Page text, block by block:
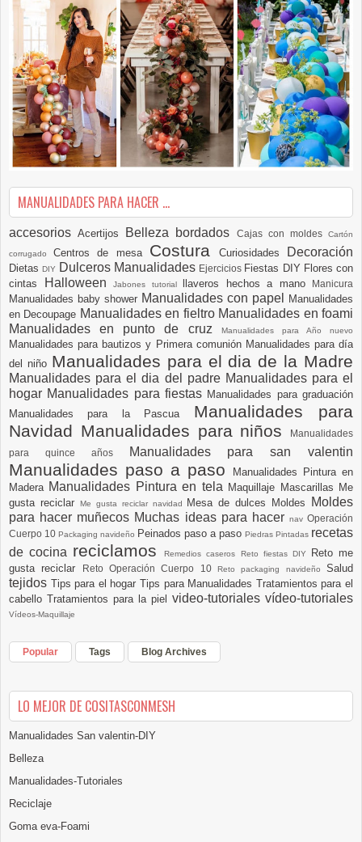
MANUALIDADES PARA HACER ...
accesoriosAcertijos Belleza bordados Cajas con moldesCartón
corrugadoCentros de mesa Costura Curiosidades Decoración
DietasDIY Dulceros Manualidades Ejercicios Fiestas DIY Flores con
cintas
Halloween Jabones tutorial llaveros hechos a mano Manicura
Manualidades baby shower Manualidades con papel
Manualidades
en Decoupage Manualidades en fieltro Manualidades en foami
Manualidades en punto de cruz
Manualidades para Año nuevo
Manualidades para bautizos y Primera comunión Manualidades para día
del niño Manualidades para el dia de la Madre
Manualidades para el dia del padre Manualidades para el
hogar Manualidades para fiestas Manualidades para graduación
Manualidades para la Pascua Manualidades para
Navidad Manualidades para niños
Manualidades
para quince años
Manualidades para san valentin
Manualidades paso a paso
Manualidades Pintura en
Madera Manualidades Pintura en tela Maquillaje Mascarillas Me
gusta reciclar
Me gusta reciclar navidad Mesa de dulces Moldes
Moldes
para hacer muñecos Muchas ideas para hacer nav Operación
Cuerpo 10 Packaging navideño Peinados paso a paso Piedras Pintadas recetas
de cocina reciclamosRemedios caseros Reto fiestas DIY
Reto me
gusta reciclar
Reto Operación Cuerpo 10Reto packaging navideñoSalud
tejidos Tips para el hogarTips para Manualidades Tratamientos para el
cabello Tratamientos para la piel video-tutoriales vídeo-tutoriales
Vídeos-Maquillaje
Popular Tags Blog Archives
LO MEJOR DE COSITASCONMESH
Manualidades San valentin-DIY
Belleza
Manualidades-Tutoriales
Reciclaje
Goma eva-Foami